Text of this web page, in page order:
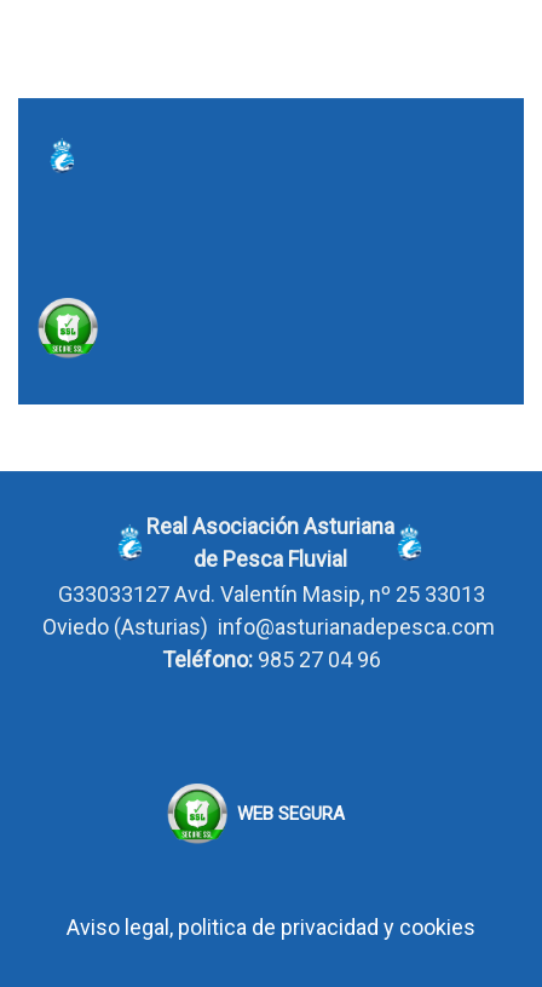
Real Asociación Asturiana
de Pesca Fluvial
G33033127Avd. Valentín Masip, nº 25 33013
Oviedo (Asturias) info@asturianadepesca.com
Teléfono:985 27 04 96
WEB SEGURA
Aviso legal, politica de privacidad y cookies